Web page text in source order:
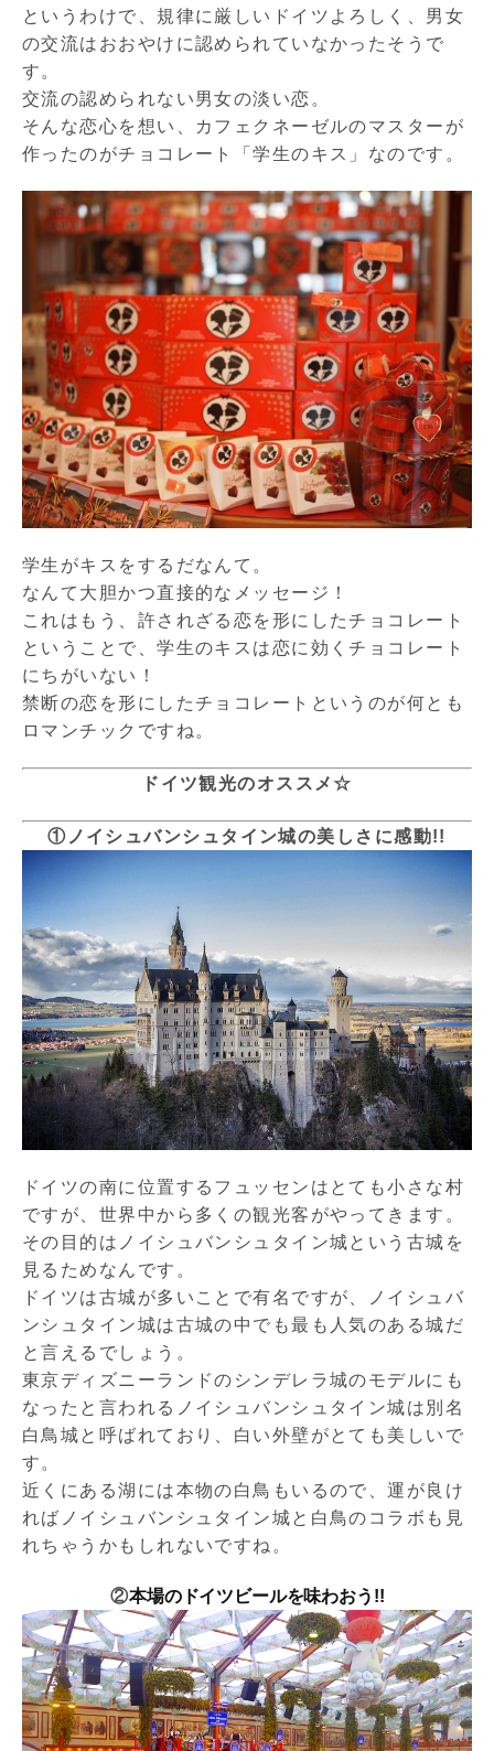
というわけで、規律に厳しいドイツよろしく、男女
の交流はおおやけに認められていなかったそうで
す。
交流の認められない男女の淡い恋。
そんな恋心を想い、カフェクネーゼルのマスターが
作ったのがチョコレート「学生のキス」なのです。
学生がキスをするだなんて。
なんて大胆かつ直接的なメッセージ！
これはもう、許されざる恋を形にしたチョコレート
ということで、学生のキスは恋に効くチョコレート
にちがいない！
禁断の恋を形にしたチョコレートというのが何とも
ロマンチックですね。
ドイツ観光のオススメ☆
①ノイシュバンシュタイン城の美しさに感動!!
ドイツの南に位置するフュッセンはとても小さな村
ですが、世界中から多くの観光客がやってきます。
その目的はノイシュバンシュタイン城という古城を
見るためなんです。
ドイツは古城が多いことで有名ですが、ノイシュバ
ンシュタイン城は古城の中でも最も人気のある城だ
と言えるでしょう。
東京ディズニーランドのシンデレラ城のモデルにも
なったと言われるノイシュバンシュタイン城は別名
白鳥城と呼ばれており、白い外壁がとても美しいで
す。
近くにある湖には本物の白鳥もいるので、運が良け
ればノイシュバンシュタイン城と白鳥のコラボも見
れちゃうかもしれないですね。
②本場のドイツビールを味わおう!!